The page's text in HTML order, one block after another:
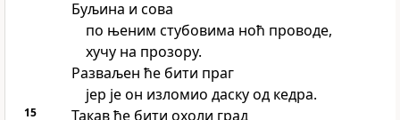
Буљина и сова
по њеним стубовима ноћ проводе,
хучу на прозору.
Разваљен ће бити праг
јер је он изломио даску од кедра.
15
Такав ће бити охоли град